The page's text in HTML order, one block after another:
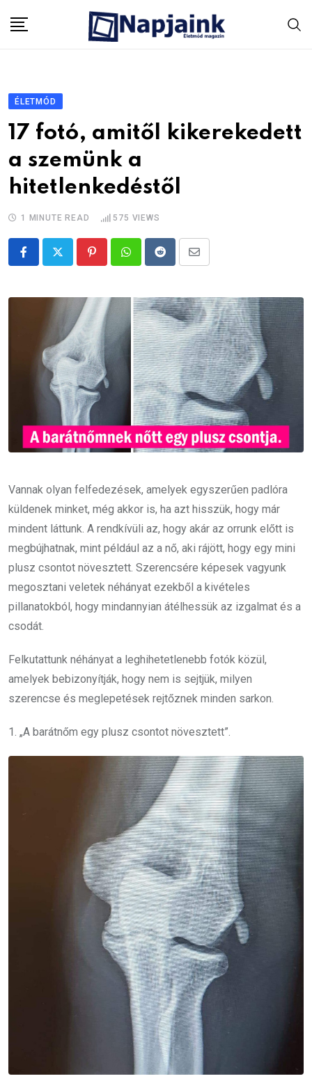
ÉLETMÓD
17 fotó, amitől kikerekedett
a szemünk a
hitetlenkedéstől
1 MINUTE READ 575 VIEWS
PinterestWhatsappRedditShare
Email
Vannak olyan felfedezések, amelyek egyszerűen padlóra
küldenek minket, még akkor is, ha azt hisszük, hogy már
mindent láttunk. A rendkívüli az, hogy akár az orrunk előtt is
megbújhatnak, mint például az a nő, aki rájött, hogy egy mini
plusz csontot növesztett. Szerencsére képesek vagyunk
megosztani veletek néhányat ezekből a kivételes
pillanatokból, hogy mindannyian átélhessük az izgalmat és a
csodát.
Felkutattunk néhányat a leghihetetlenebb fotók közül,
amelyek bebizonyítják, hogy nem is sejtjük, milyen
szerencse és meglepetések rejtőznek minden sarkon.
1. „A barátnőm egy plusz csontot növesztett”.